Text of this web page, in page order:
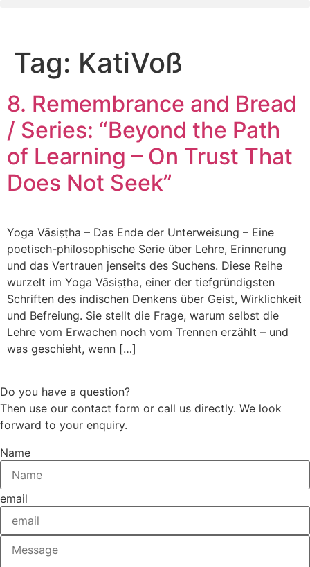
Tag: KatiVoß
8. Remembrance and Bread
/ Series: “Beyond the Path
of Learning – On Trust That
Does Not Seek”
Yoga Vāsiṣṭha – Das Ende der Unterweisung – Eine
poetisch-philosophische Serie über Lehre, Erinnerung
und das Vertrauen jenseits des Suchens. Diese Reihe
wurzelt im Yoga Vāsiṣṭha, einer der tiefgründigsten
Schriften des indischen Denkens über Geist, Wirklichkeit
und Befreiung. Sie stellt die Frage, warum selbst die
Lehre vom Erwachen noch vom Trennen erzählt – und
was geschieht, wenn […]
Do you have a question?
Then use our contact form or call us directly. We look
forward to your enquiry.
Name
email